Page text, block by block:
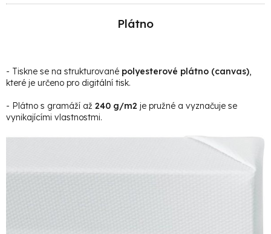
Plátno
- Tiskne se na strukturované polyesterové plátno (canvas),
které je určeno pro digitální tisk.
- Plátno s gramáží až 240 g/m2 je pružné a vyznačuje se
vynikajícími vlastnostmi.